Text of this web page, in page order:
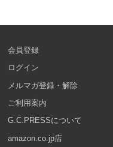
会員登録
ログイン
メルマガ登録・解除
ご利用案内
G.C.PRESSについて
amazon.co.jp店